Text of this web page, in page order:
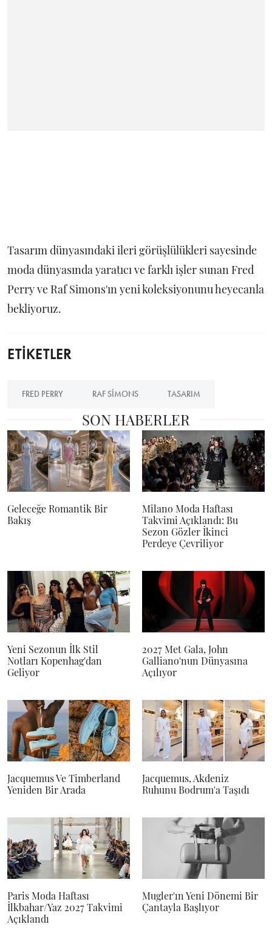
Tasarım dünyasındaki ileri görüşlülükleri sayesinde
moda dünyasında yaratıcı ve farklı işler sunan Fred
Perry ve Raf Simons'ın yeni koleksiyonunu heyecanla
bekliyoruz.
ETİKETLER
FRED PERRY RAF SIMONS TASARIM
SON HABERLER
Geleceğe Romantik Bir
Bakış
Milano Moda Haftası
Takvimi Açıklandı: Bu
Sezon Gözler İkinci
Perdeye Çevriliyor
Yeni Sezonun İlk Stil
Notları Kopenhag'dan
Geliyor
2027 Met Gala, John
Galliano'nun Dünyasına
Açılıyor
Jacquemus Ve Timberland
Yeniden Bir Arada
Jacquemus, Akdeniz
Ruhunu Bodrum'a Taşıdı
Paris Moda Haftası
İlkbahar/Yaz 2027 Takvimi
Açıklandı
Mugler'ın Yeni Dönemi Bir
Çantayla Başlıyor